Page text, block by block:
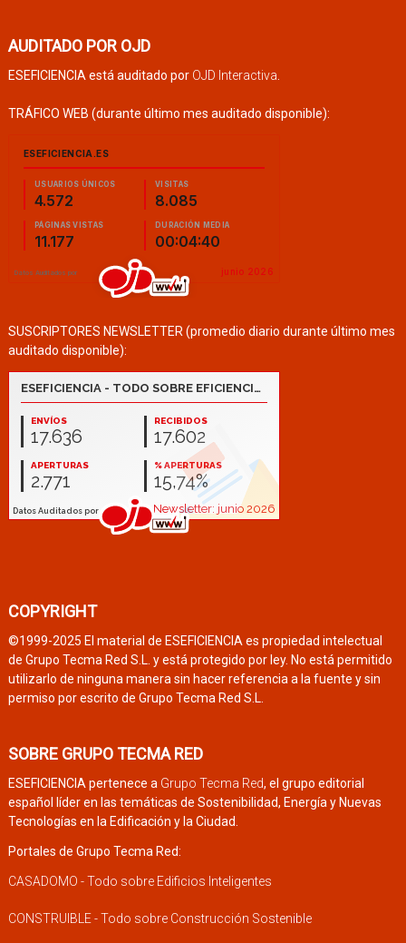
AUDITADO POR OJD
ESEFICIENCIA está auditado por OJD Interactiva
TRÁFICO WEB (durante último mes auditado disponible):
SUSCRIPTORES NEWSLETTER (promedio diario durante último mes
auditado disponible):
COPYRIGHT
©1999-2025 El material de ESEFICIENCIA es propiedad intelectual
de Grupo Tecma Red S.L. y está protegido por ley. No está permitido
utilizarlo de ninguna manera sin hacer referencia a la fuente y sin
permiso por escrito de Grupo Tecma Red S.L.
SOBRE GRUPO TECMA RED
ESEFICIENCIA pertenece a Grupo Tecma Red, el grupo editorial
español líder en las temáticas de Sostenibilidad, Energía y Nuevas
Tecnologías en la Edificación y la Ciudad.
Portales de Grupo Tecma Red:
CASADOMO - Todo sobre Edificios Inteligentes
CONSTRUIBLE - Todo sobre Construcción Sostenible